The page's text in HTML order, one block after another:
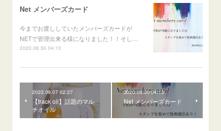
Net メンバーズカード
今までお渡ししていたメンバーズカードが
NETで管理出来る様になりました！！そし…
2020.08.30 04:13
2022.09.07 02:27
【track oil】話題のマル
チオイル
2020.08.30 04:13
Net メンバーズカード